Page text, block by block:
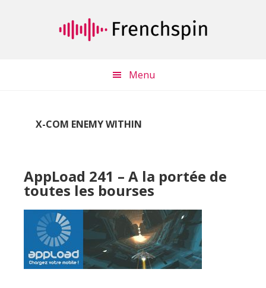
Menu
X-COM ENEMY WITHIN
AppLoad 241 – A la portée de
toutes les bourses